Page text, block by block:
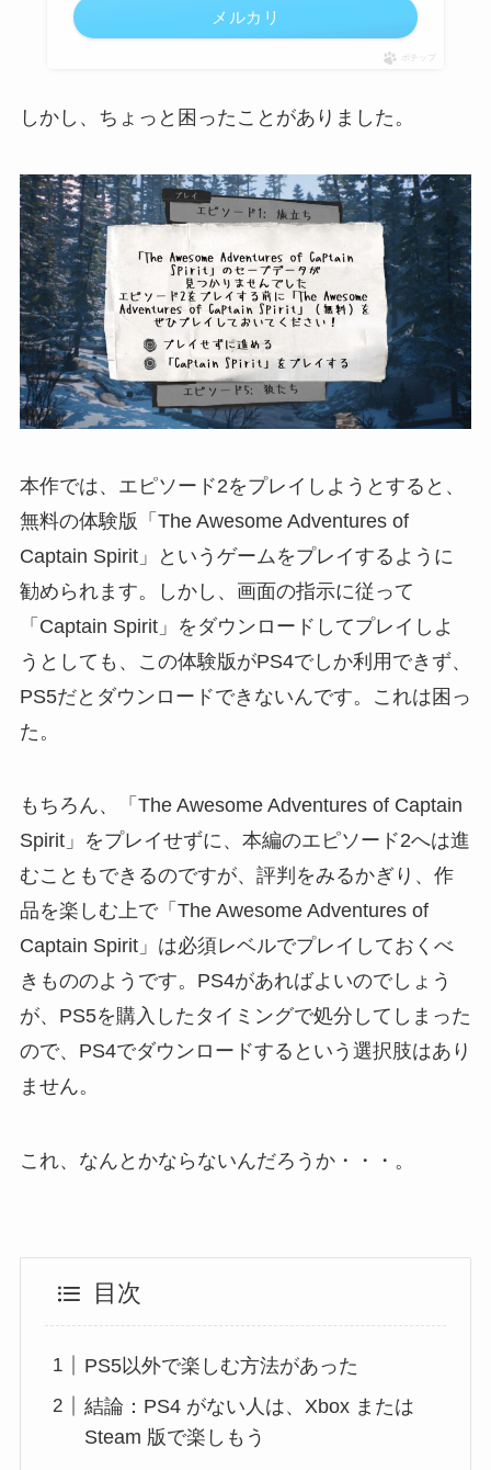
メルカリ
ポチップ
しかし、ちょっと困ったことがありました。
本作では、エピソード2をプレイしようとすると、
無料の体験版「The Awesome Adventures of
Captain Spirit」というゲームをプレイするように
勧められます。しかし、画面の指示に従って
「Captain Spirit」をダウンロードしてプレイしよ
うとしても、この体験版がPS4でしか利用できず、
PS5だとダウンロードできないんです。これは困っ
た。
もちろん、「The Awesome Adventures of Captain
Spirit」をプレイせずに、本編のエピソード2へは進
むこともできるのですが、評判をみるかぎり、作
品を楽しむ上で「The Awesome Adventures of
Captain Spirit」は必須レベルでプレイしておくべ
きもののようです。PS4があればよいのでしょう
が、PS5を購入したタイミングで処分してしまった
ので、PS4でダウンロードするという選択肢はあり
ません。
これ、なんとかならないんだろうか・・・。
目次
PS5以外で楽しむ方法があった
結論：PS4 がない人は、Xbox または
Steam 版で楽しもう